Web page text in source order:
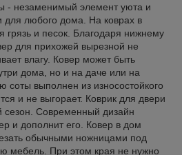
- незаменимый элемент уюта и
для любого дома. На коврах в
грязь и песок. Благодаря нижнему
для прихожей вырезной не
влагу. Ковер может быть
дома, но и на даче или на
соты выполнен из износостойкого
и не выгорает. Коврик для двери
сезон. Современный дизайн
и дополнит его. Ковер в дом
обычными ножницами под
мебель. При этом края не нужно